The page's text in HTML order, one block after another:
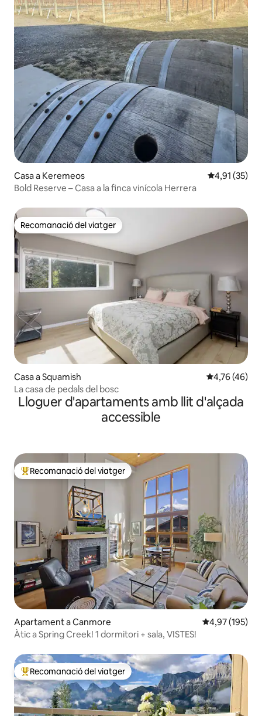
Casa a Keremeos 4,91 de
4,91 (35)
Bold Reserve – Casa a la finca vinícola Herrera
Recomanació del viatger
Recomanació del viatger
Casa a Squamish 4,76 de
4,76 (46)
La casa de pedals del bosc
Lloguer d'apartaments amb llit d'alçada
accessible
Principals recomanacions dels viatgers
Recomanació del viatger
Apartament a Canmore 4,97 de
4,97 (195)
Àtic a Spring Creek! 1 dormitori + sala, VISTES!
Principals recomanacions dels viatgers
Recomanació del viatger